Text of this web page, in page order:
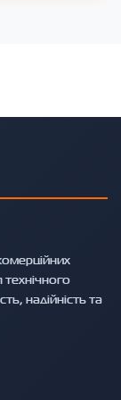
технічного
надійність та